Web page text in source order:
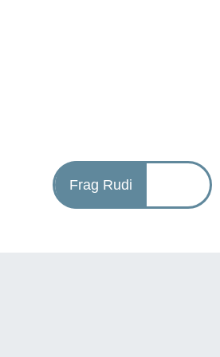
Frag Rudi